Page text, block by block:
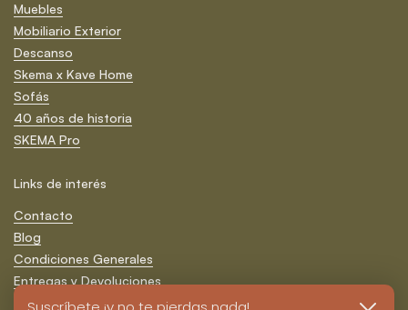
Muebles
Mobiliario Exterior
Descanso
Skema x Kave Home
Sofás
40 años de historia
SKEMA Pro
Links de interés
Contacto
Blog
Condiciones Generales
Entregas y Devoluciones
Formas de Pago